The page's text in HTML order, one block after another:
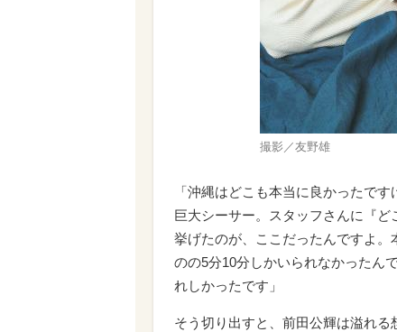
撮影／友野雄
「沖縄はどこも本当に良かったで
巨大シーサー。スタッフさんに『
挙げたのが、ここだったんですよ
のの5分10分しかいられなかったん
れしかったです」
そう切り出すと、前田公輝は溢れる